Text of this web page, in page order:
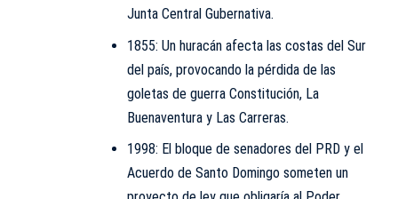
Junta Central Gubernativa.
1855: Un huracán afecta las costas del Sur
del país, provocando la pérdida de las
goletas de guerra Constitución, La
Buenaventura y Las Carreras.
1998: El bloque de senadores del PRD y el
Acuerdo de Santo Domingo someten un